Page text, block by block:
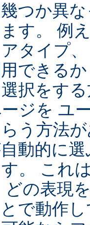
つか異
す。 例
タイプ
できる
択をす
ジを ユ
う方法
動的に
。 これ
どの表現
で動作